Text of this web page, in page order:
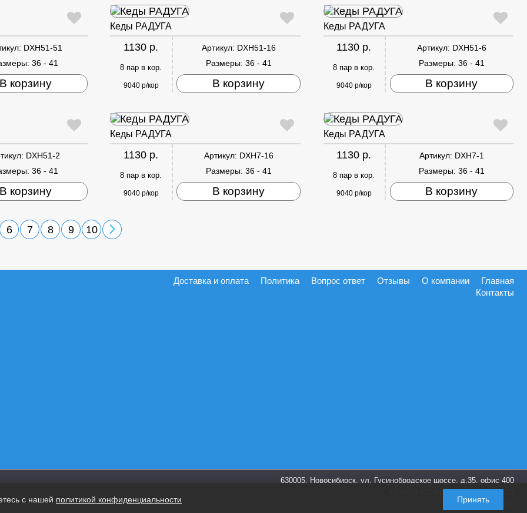
DXH51-51
36 - 41
В корзину
Кеды РАДУГА
1130 р.
8 пар в кор.
9040 р/кор
Артикул: DXH51-16
Размеры: 36 - 41
В корзину
Кеды РАДУГА
1130 р.
8 пар в кор.
9040 р/кор
Артикул: DXH51-6
Размеры: 36 - 41
В корзину
DXH51-2
36 - 41
В корзину
Кеды РАДУГА
1130 р.
8 пар в кор.
9040 р/кор
Артикул: DXH7-16
Размеры: 36 - 41
В корзину
Кеды РАДУГА
1130 р.
8 пар в кор.
9040 р/кор
Артикул: DXH7-1
Размеры: 36 - 41
В корзину
6 7 8 9 10
Главная
О компании
Отзывы
Вопрос ответ
Политика
Доставка и оплата
Контакты
630005, Новосибирск, ул. Гусинобродское шоссе, д.35, офис 400
+7 (965) 821-87-28
пн-пт. 9:00-18:00
info@shoes-box.ru
с нашей политикой конфиденциальности Принять